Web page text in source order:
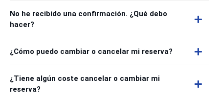
No he recibido una confirmación. ¿Qué debo
hacer?
¿Cómo puedo cambiar o cancelar mi reserva?
¿Tiene algún coste cancelar o cambiar mi
reserva?